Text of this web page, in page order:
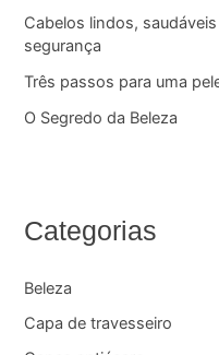
Cabelos lindos,
segurança
Três passos para uma
O Segredo da Beleza
Categorias
Beleza
Capa de travesseiro